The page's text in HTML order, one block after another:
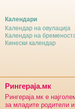
Календари
Календар на овулација
Календар на
Кинески календар
Рингераја.мк
Рингераја.мк е
за младите родители